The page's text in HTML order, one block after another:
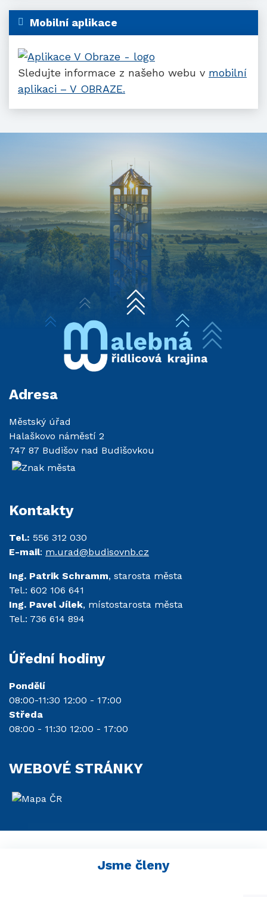
Mobilní aplikace
Sledujte informace z našeho webu v mobilní
aplikaci – V OBRAZE.
Adresa
Městský úřad
Halaškovo náměstí 2
747 87 Budišov nad Budišovkou
Kontakty
Tel.: 556 312 030
E-mail: m.urad@budisovnb.cz
Ing. Patrik Schramm, starosta města
Tel.: 602 106 641
Ing. Pavel Jílek, místostarosta města
Tel.: 736 614 894
Úřední hodiny
Pondělí
08:00-11:30 12:00 - 17:00
Středa
08:00 - 11:30 12:00 - 17:00
WEBOVÉ STRÁNKY
Jsme členy